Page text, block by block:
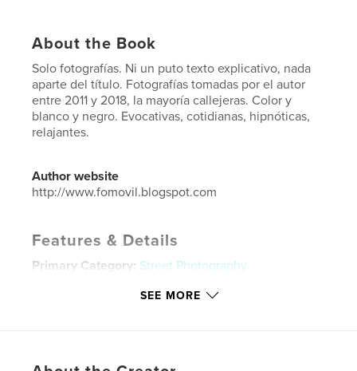
About the Book
Solo fotografías. Ni un puto texto explicativo, nada
aparte del título. Fotografías tomadas por el autor
entre 2011 y 2018, la mayoría callejeras. Color y
blanco y negro. Evocativas, cotidianas, hipnóticas,
relajantes.
Author website
http://www.fomovil.blogspot.com
Features & Details
Primary Category: Street Photography
6×9 in, 15×23 cm
SEE MORE